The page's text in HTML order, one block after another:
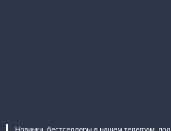
Новинки, бестселлеры в нашем телеграм,